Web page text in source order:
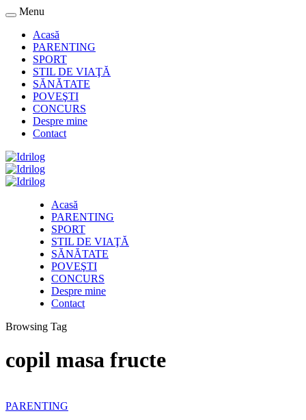
Menu
Acasă
PARENTING
SPORT
STIL DE VIAŢĂ
SĂNĂTATE
POVEŞTI
CONCURS
Despre mine
Contact
Acasă
PARENTING
SPORT
STIL DE VIAŢĂ
SĂNĂTATE
POVEŞTI
CONCURS
Despre mine
Contact
Browsing Tag
copil masa fructe
PARENTING